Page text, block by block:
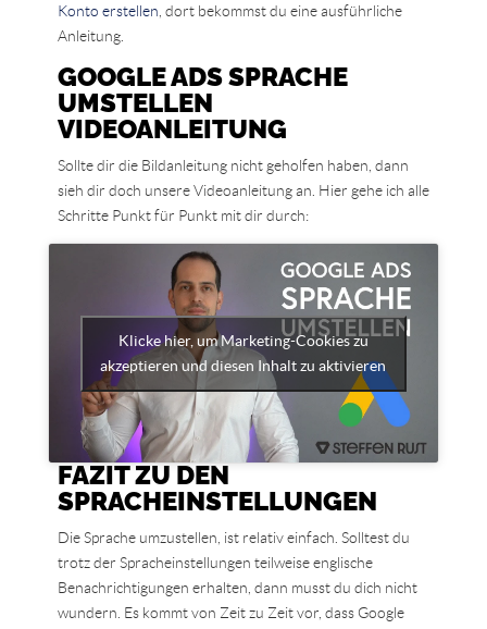
Konto erstellen , dort bekommst du eine ausführliche
Anleitung.
GOOGLE ADS SPRACHE
UMSTELLEN
VIDEOANLEITUNG
Sollte dir die Bildanleitung nicht geholfen haben, dann
sieh dir doch unsere Videoanleitung an. Hier gehe ich alle
Schritte Punkt für Punkt mit dir durch:
Klicke hier, um Marketing-Cookies zu
akzeptieren und diesen Inhalt zu aktivieren
FAZIT ZU DEN
SPRACHEINSTELLUNGEN
Die Sprache umzustellen, ist relativ einfach. Solltest du
trotz der Spracheinstellungen teilweise englische
Benachrichtigungen erhalten, dann musst du dich nicht
wundern. Es kommt von Zeit zu Zeit vor, dass Google